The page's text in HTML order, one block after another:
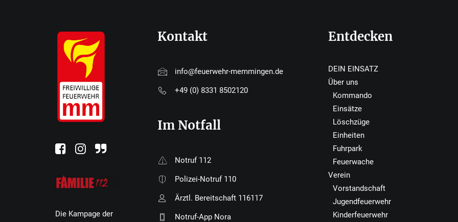
Die Kampage der
Kontakt
info@feuerwehr-memmingen.de
+49 (0) 8331 8502120
Im Notfall
Notruf 112
Polizei-Notruf 110
Ärztl. Bereitschaft 116117
Notruf-App Nora
Entdecken
DEIN EINSATZ
Über uns
Kommando
Einsätze
Löschzüge
Einheiten
Fuhrpark
Feuerwache
Verein
Vorstandschaft
Jugendfeuerwehr
Kinderfeuerwehr